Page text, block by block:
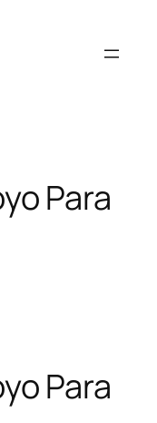
Para
Para